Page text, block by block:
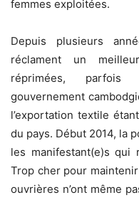
femmes exploitées.
Depuis plusieurs
réclament un
réprimées,
gouvernement
l’exportation textile
du pays. Début 2014, la
les manifestant(e)s qui
Trop cher pour
ouvrières n’ont même